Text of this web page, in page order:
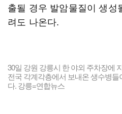
출될 경우 발암물질이 생성
려도 나온다.
30일 강원 강릉시 한 야외 주차장에
전국 각계각층에서 보내온 생수병
다. 강릉=연합뉴스